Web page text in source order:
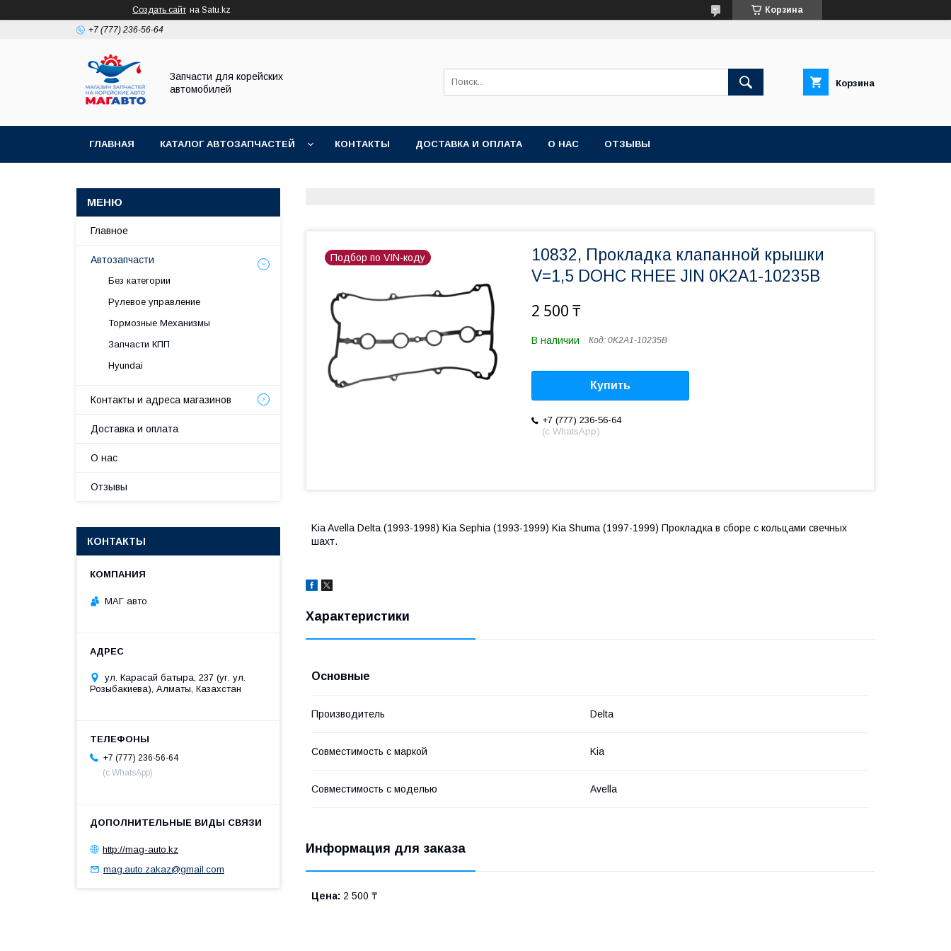
Создать сайт на Satu.kz Корзина
+7 (777) 236-56-64
Запчасти для корейских
автомобилей
Корзина
ГЛАВНАЯ КАТАЛОГ АВТОЗАПЧАСТЕЙ КОНТАКТЫ ДОСТАВКА И ОПЛАТА О НАС ОТЗЫВЫ
Подбор по VIN-коду
10832, Прокладка клапанной крышки
V=1,5 DOHC RHEE JIN 0K2A1-10235B
2 500 ₸
В наличии Код: 0K2A1-10235B
Купить
+7 (777) 236-56-64
(с WhatsApp)
Kia Avella Delta (1993-1998) Kia Sephia (1993-1999) Kia Shuma (1997-1999) Прокладка в сборе с кольцами свечных
шахт.
Характеристики
Основные
Производитель Delta
Совместимость с маркой Kia
Совместимость с моделью Avella
Информация для заказа
Цена: 2 500 ₸
Главное
Автозапчасти
Без категории
Рулевое управление
Тормозные Механизмы
Запчасти КПП
Hyundai
Контакты и адреса магазинов
Доставка и оплата
О нас
Отзывы
КОНТАКТЫ
МАГ авто
ул. Карасай батыра, 237 (уг. ул.
Розыбакиева), Алматы, Казахстан
+7 (777) 236-56-64
(с WhatsApp)
http://mag-auto.kz
mag.auto.zakaz@gmail.com